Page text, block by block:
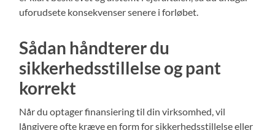
uforudsete konsekvenser senere i forløbet.
Sådan håndterer du
sikkerhedsstillelse og pant
korrekt
Når du optager finansiering til din virksomhed, vil
långivere ofte kræve en form for sikkerhedsstillelse eller